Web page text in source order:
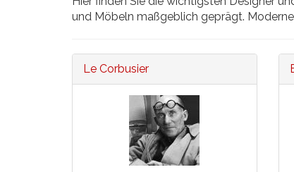
und Möbeln maßgeblich geprägt.
Le Corbusier